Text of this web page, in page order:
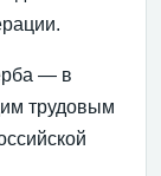
— в
трудовым